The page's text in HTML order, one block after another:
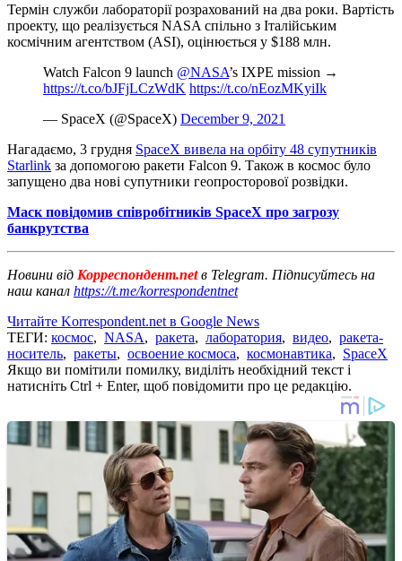
Термін служби лабораторії розрахований на два роки. Вартість
проекту, що реалізується NASA спільно з Італійським
космічним агентством (ASI), оцінюється у $188 млн.
Watch Falcon 9 launch @NASA’s IXPE mission →
https://t.co/bJFjLCzWdK https://t.co/nEozMKyiIk
— SpaceX (@SpaceX) December 9, 2021
Нагадаємо, 3 грудня SpaceX вивела на орбіту 48 супутників
Starlink за допомогою ракети Falcon 9. Також в космос було
запущено два нові супутники геопросторової розвідки.
Маск повідомив співробітників SpaceX про загрозу
банкрутства
Новини від Корреспондент.netв Telegram. Підписуйтесь на
наш канал https://t.me/korrespondentnet
Читайте Korrespondent.net в Google News
ТЕГИ: космос, NASA, ракета, лаборатория, видео, ракета-
носитель, ракеты, освоение космоса, космонавтика, SpaceX
Якщо ви помітили помилку, виділіть необхідний текст і
натисніть Ctrl + Enter, щоб повідомити про це редакцію.